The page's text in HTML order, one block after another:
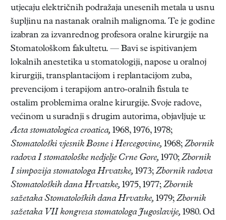
utjecaju električnih podražaja unesenih metala u usnu
šupljinu na nastanak oralnih malignoma. Te je godine
izabran za izvanrednog profesora oralne kirurgije na
Stomatološkom fakultetu. — Bavi se ispitivanjem
lokalnih anestetika u stomatologiji, napose u oralnoj
kirurgiji, transplantacijom i replantacijom zuba,
prevencijom i terapijom antro-oralnih fistula te
ostalim problemima oralne kirurgije. Svoje radove,
većinom u suradnji s drugim autorima, objavljuje u:
Acta stomatologica croatica, 1968, 1976, 1978;
Stomatološki vjesnik Bosne i Hercegovine, 1968; Zbornik
radova I stomatološke nedjelje Crne Gore, 1970; Zbornik
I simpozija stomatologa Hrvatske, 1973; Zbornik radova
Stomatoloških dana Hrvatske, 1975, 1977; Zbornik
sažetaka Stomatoloških dana Hrvatske, 1979; Zbornik
sažetaka VII kongresa stomatologa Jugoslavije, 1980. Od